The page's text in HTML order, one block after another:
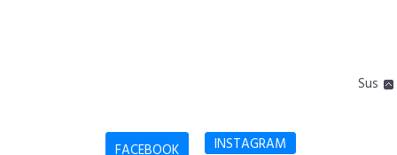
Sus
FACEBOOK INSTAGRAM